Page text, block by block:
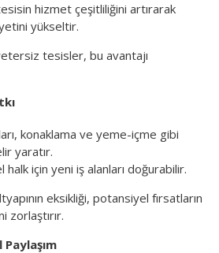
hizmet çeşitliliğini artırarak
yükseltir.
tesisler, bu avantajı
konaklama ve yeme-içme gibi
yaratır.
için yeni iş alanları doğurabilir.
eksikliği, potansiyel fırsatların
zorlaştırır.